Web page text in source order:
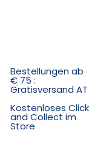
Bestellungen ab
€ 75 :
Gratisversand AT
Kostenloses Click
and Collect im
Store